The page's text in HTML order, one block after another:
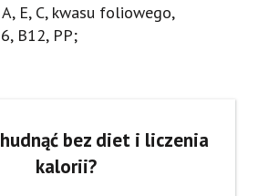
E, C, kwasu foliowego,
B12, PP;
bez diet i liczenia
kalorii?